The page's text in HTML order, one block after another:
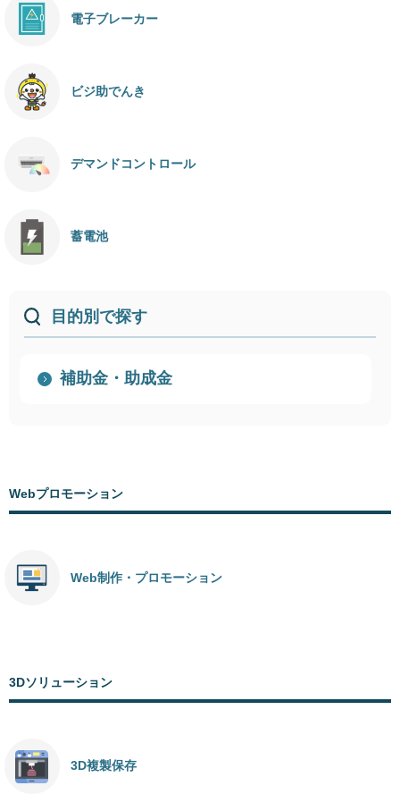
電子ブレーカー
ビジ助でんき
デマンドコントロール
蓄電池
目的別で探す
補助金・助成金
Webプロモーション
Web制作・プロモーション
3Dソリューション
3D複製保存